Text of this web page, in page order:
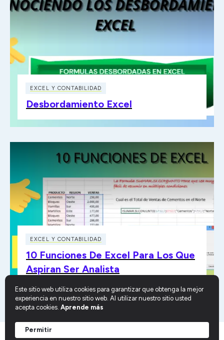
Este sitio web utiliza cookies para garantizar que obtenga la mejor
experiencia en nuestro sitio web. Al utilizar nuestro sitio usted
acepta cookies. Aprende más
Permitir
EXCEL Y CONTABILIDAD
Desbordamiento Excel
EXCEL Y CONTABILIDAD
10 Funciones De Excel Para Los Que
Aspiran Ser Analista
COPYRIGHT 2026 APLICA EXCEL CONTABLE, ALL RIGHTS